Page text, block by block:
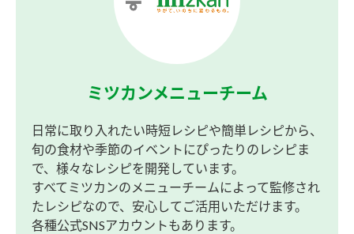
ミツカンメニューチーム
日常に取り入れたい時短レシピや簡単レシピから、
旬の食材や季節のイベントにぴったりのレシピま
で、様々なレシピを開発しています。
すべてミツカンのメニューチームによって監修され
たレシピなので、安心してご活用いただけます。
各種公式SNSアカウントもあります。